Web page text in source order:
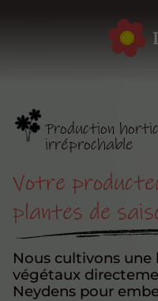
Production
irréprochable
Votre
plantes de
Nous cultivons
végétaux
Neydens pour